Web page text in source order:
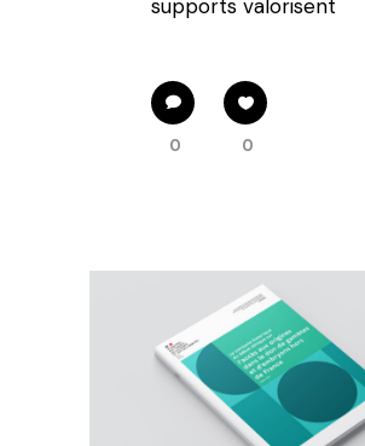
supports valorisent
0 0